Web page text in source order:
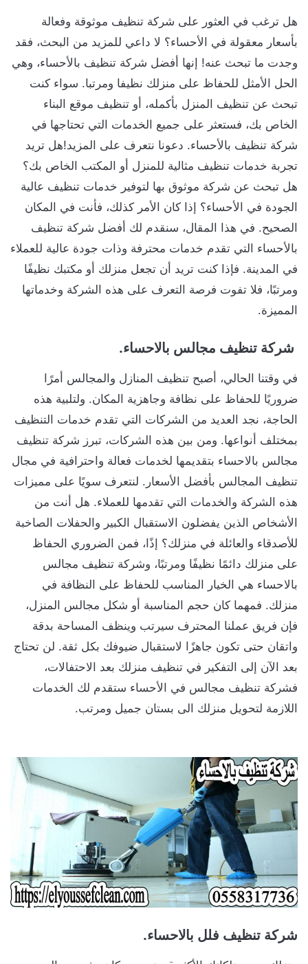
هل ترغب في العثور على شركة تنظيف موثوقة وفعالة
بأسعار معقولة في الأحساء؟ لا داعي للمزيد من البحث، فقد
وجدت ما تبحث عنه! إنها أفضل شركة تنظيف بالأحساء، وهي
الحل الأمثل للحفاظ على منزلك نظيفا ومرتبا. سواء كنت
تبحث عن تنظيف المنزل بأكمله، أو تنظيف موقع البناء
الخاص بك، فستعثر على جميع الخدمات التي تحتاجها في
شركة تنظيف بالأحساء. دعونا نتعرف على المزيد!هل تريد
تجربة خدمات تنظيف مثالية للمنزل أو المكتب الخاص بك؟
هل تبحث عن شركة موثوق بها لتوفير خدمات تنظيف عالية
الجودة في الأحساء؟ إذا كان الأمر كذلك، فأنت في المكان
الصحيح. في هذا المقال، سنقدم لك أفضل شركة تنظيف
بالأحساء التي تقدم خدمات محترفة وذات جودة عالية للعملاء
في المدينة. فإذا كنت تريد أن تجعل منزلك أو مكتبك نظيفًا
ومرتبًا، فلا تفوت فرصة التعرف على هذه الشركة وخدماتها
المميزة.
شركة تنظيف مجالس بالاحساء.
في وقتنا الحالي، أصبح تنظيف المنازل والمجالس أمرًا
ضروريًا للحفاظ على نظافة وجاهزية المكان. ولتلبية هذه
الحاجة، نجد العديد من الشركات التي تقدم خدمات التنظيف
بمختلف أنواعها. ومن بين هذه الشركات، تبرز شركة تنظيف
مجالس بالاحساء بتقديمها لخدمات فعالة واحترافية في مجال
تنظيف المجالس بأفضل الأسعار. لنتعرف سويًا على مميزات
هذه الشركة والخدمات التي تقدمها للعملاء. هل أنت من
الأشخاص الذين يفضلون الاستقبال الكبير والحفلات الصاخبة
للأصدقاء والعائلة في منزلك؟ إذًا، فمن الضروري الحفاظ
على منزلك دائمًا نظيفًا ومرتبًا، وشركة تنظيف مجالس
بالاحساء هي الخيار المناسب للحفاظ على النظافة في
منزلك. فمهما كان حجم المناسبة أو شكل مجالس المنزل،
فإن فريق عملنا المحترف سيرتب وينظف المساحة بدقة
واتقان حتى تكون جاهزًا لاستقبال ضيوفك بكل ثقة. لن تحتاج
بعد الآن إلى التفكير في تنظيف منزلك بعد الاحتفالات،
فشركة تنظيف مجالس في الأحساء ستقدم لك الخدمات
اللازمة لتحويل منزلك الى بستان جميل ومرتب.
شركة تنظيف فلل بالاحساء.